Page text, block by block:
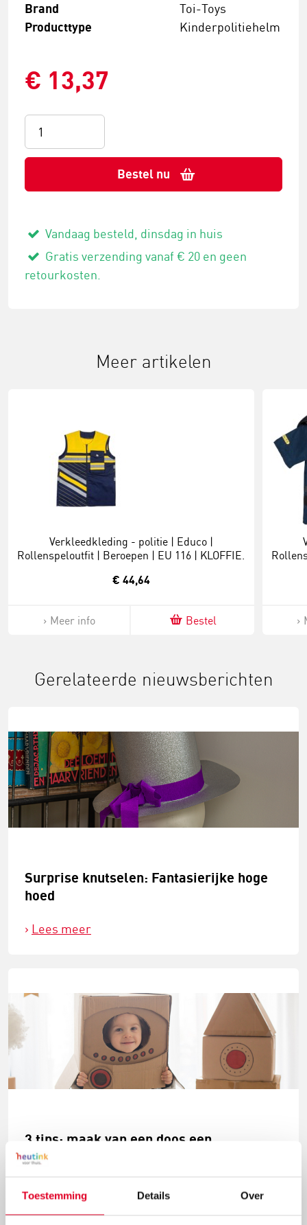
Toestemming Details Over
Brand Toi-Toys
Producttype Kinderpolitiehelm
€ 13,37
Bestel nu
Vandaag besteld, dinsdag in huis
Gratis verzending vanaf € 20 en geen
retourkosten.
Meer artikelen
Verkleedkleding - politie | Educo |
Rollenspeloutfit | Beroepen | EU 116 | KLOFFIE.
€ 44,64
Meer info Bestel
Gerelateerde nieuwsberichten
Surprise knutselen: Fantasierijke hoge
hoed
Lees meer
3 tips: maak van een doos een...
kopen voor onze kinderen, maar eigenlijk gaat er
niets boven een doodgewone doos. Een doos kan een